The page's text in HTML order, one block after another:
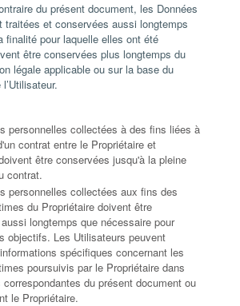
du présent document, les Données
traitées et conservées aussi longtemps
finalité pour laquelle elles ont été
être conservées plus longtemps du
légale applicable ou sur la base du
personnelles collectées à des fins liées à
contrat entre le Propriétaire et
être conservées jusqu'à la pleine
contrat.
personnelles collectées aux fins des
du Propriétaire doivent être
longtemps que nécessaire pour
objectifs. Les Utilisateurs peuvent
spécifiques concernant les
poursuivis par le Propriétaire dans
du présent document ou
le Propriétaire.